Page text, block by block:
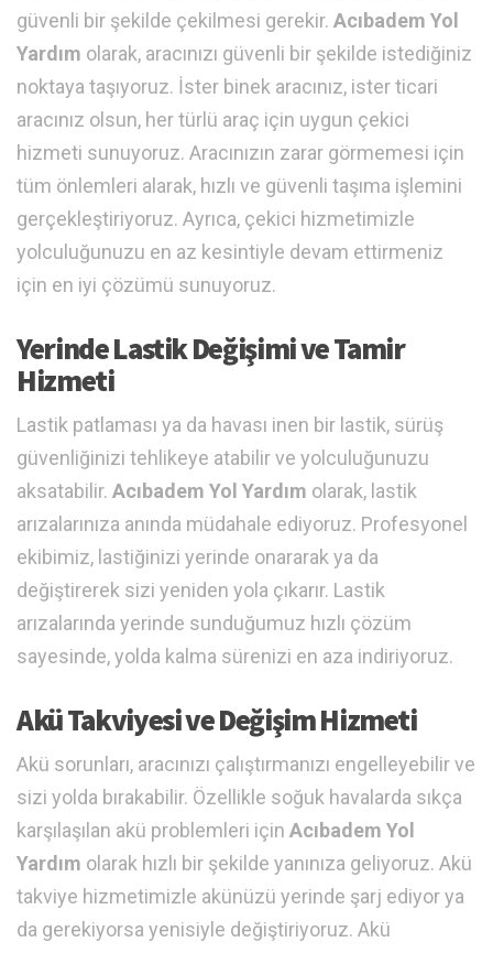
güvenli bir şekilde çekilmesi gerekir. Acıbadem Yol
Yardım olarak, aracınızı güvenli bir şekilde istediğiniz
noktaya taşıyoruz. İster binek aracınız, ister ticari
aracınız olsun, her türlü araç için uygun çekici
hizmeti sunuyoruz. Aracınızın zarar görmemesi için
tüm önlemleri alarak, hızlı ve güvenli taşıma işlemini
gerçekleştiriyoruz. Ayrıca, çekici hizmetimizle
yolculuğunuzu en az kesintiyle devam ettirmeniz
için en iyi çözümü sunuyoruz.
Yerinde Lastik Değişimi ve Tamir
Hizmeti
Lastik patlaması ya da havası inen bir lastik, sürüş
güvenliğinizi tehlikeye atabilir ve yolculuğunuzu
aksatabilir. Acıbadem Yol Yardım olarak, lastik
arızalarınıza anında müdahale ediyoruz. Profesyonel
ekibimiz, lastiğinizi yerinde onararak ya da
değiştirerek sizi yeniden yola çıkarır. Lastik
arızalarında yerinde sunduğumuz hızlı çözüm
sayesinde, yolda kalma sürenizi en aza indiriyoruz.
Akü Takviyesi ve Değişim Hizmeti
Akü sorunları, aracınızı çalıştırmanızı engelleyebilir ve
sizi yolda bırakabilir. Özellikle soğuk havalarda sıkça
karşılaşılan akü problemleri için Acıbadem Yol
Yardım olarak hızlı bir şekilde yanınıza geliyoruz. Akü
takviye hizmetimizle akünüzü yerinde şarj ediyor ya
da gerekiyorsa yenisiyle değiştiriyoruz. Akü